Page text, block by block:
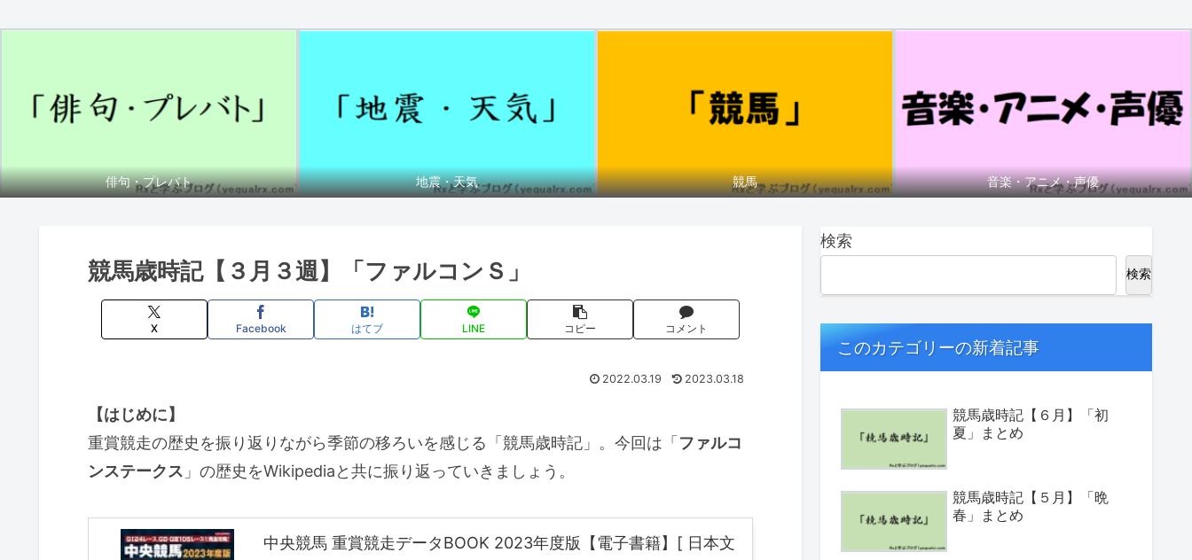
俳句・プレバト 地震・天気 競馬 音楽・アニメ・声優
競馬歳時記【３月３週】「ファルコンＳ」
X Facebook はてブ LINE コピー コメント
2022.03.19 2023.03.18
【はじめに】
重賞競走の歴史を振り返りながら季節の移ろいを感じる「競馬歳時記」。今回は「 ファルコ
ンステークス 」の歴史をWikipediaと共に振り返っていきましょう。
中央競馬 重賞競走データBOOK 2023年度版【電子書籍】[ 日本文
検索
検索
このカテゴリーの新着記事
競馬歳時記【６月】「初
夏」まとめ
競馬歳時記【５月】「晩
春」まとめ